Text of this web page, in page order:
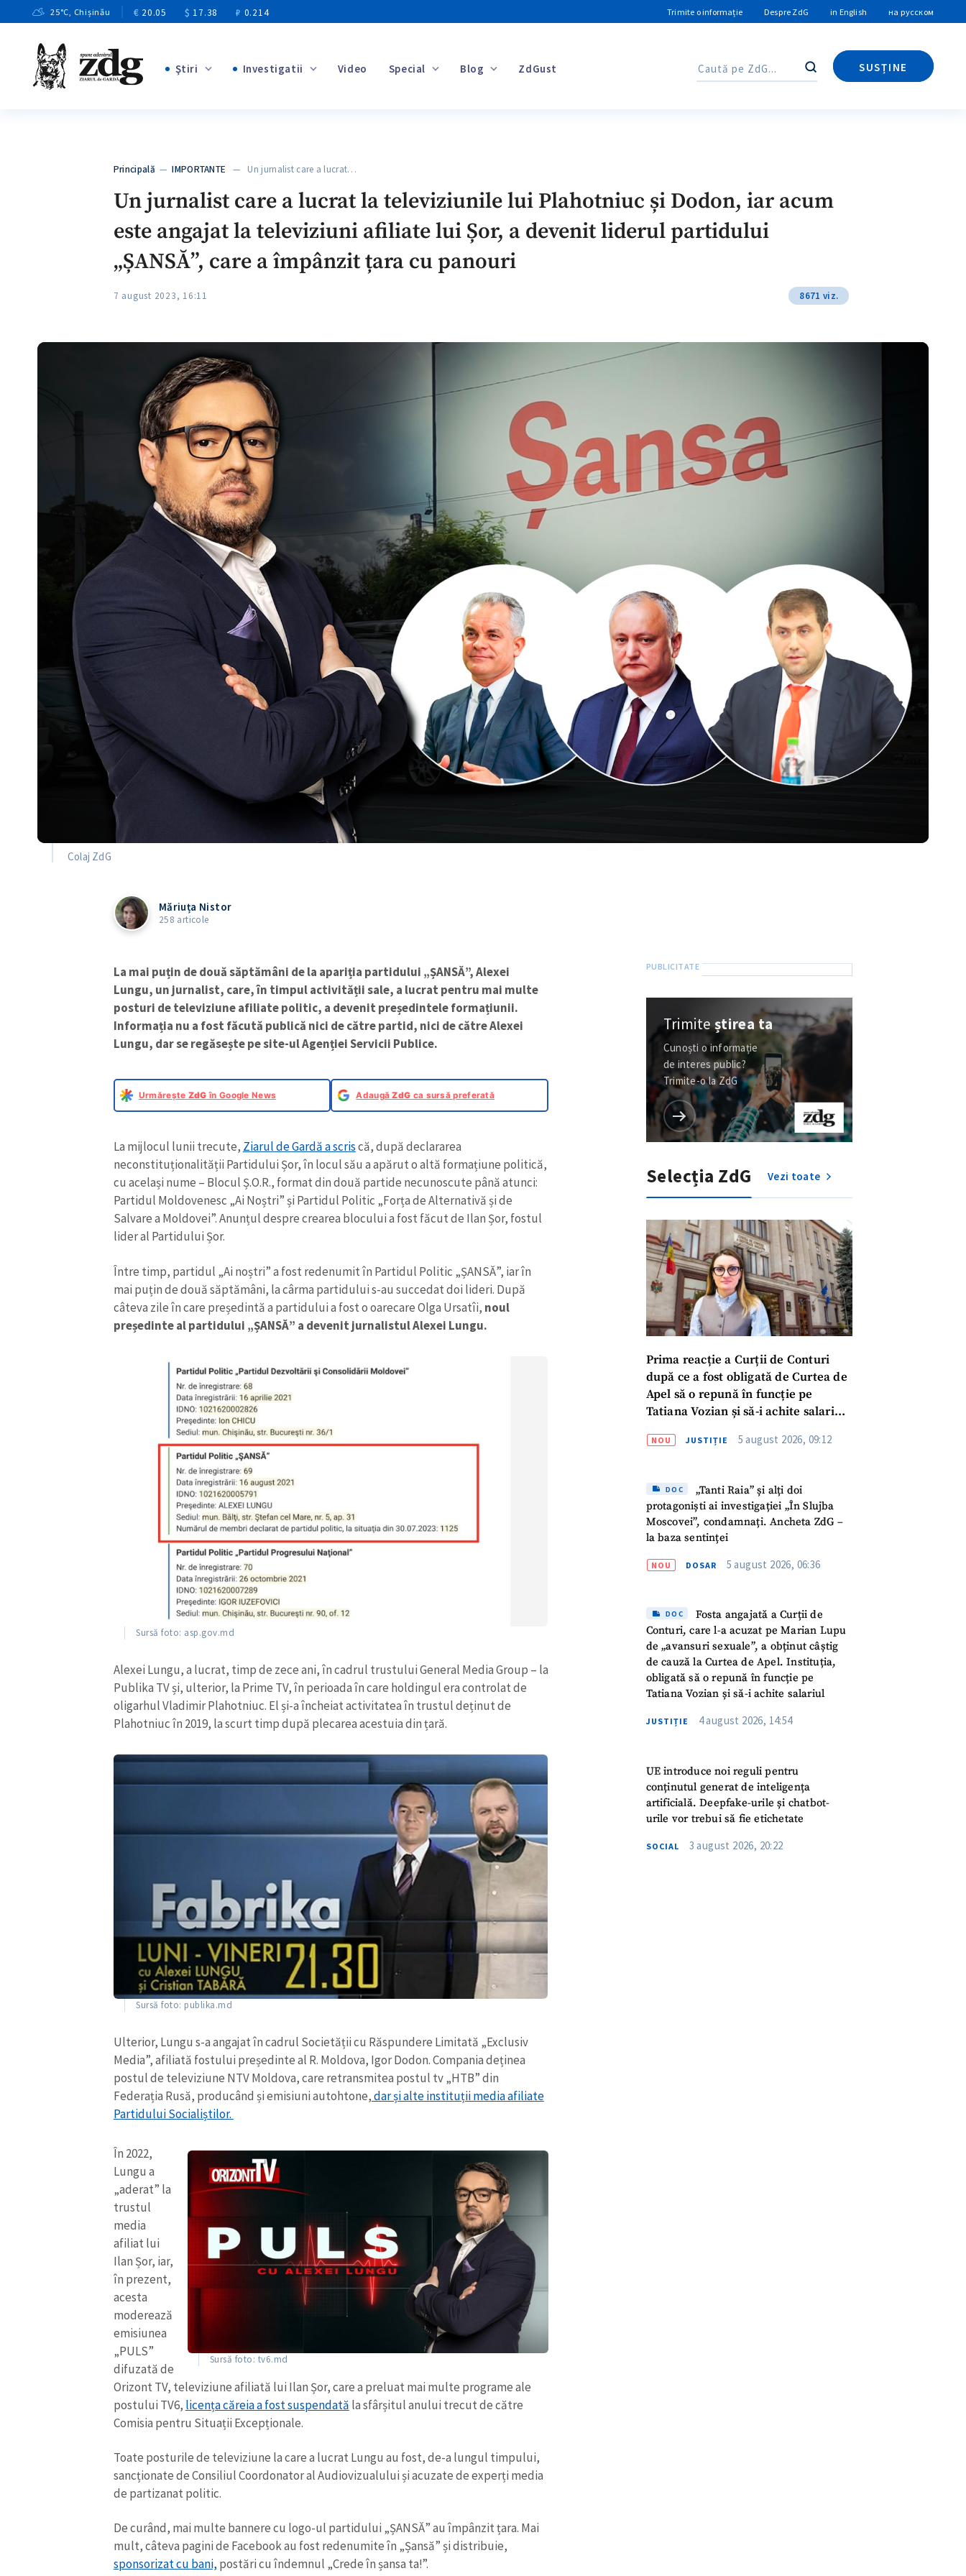
25°C, Chișinău € 20.05 $ 17.38 ₽ 0.214 Trimite o informație Despre ZdG in English на русском
Ştiri Investigatii Video Special Blog ZdGust Caută
SUSȚINE
Caută
Principală —IMPORTANTE — Un jurnalist care a lucrat…
Un jurnalist care a lucrat la televiziunile lui Plahotniuc și Dodon, iar acum
este angajat la televiziuni afiliate lui Șor, a devenit liderul partidului
„ȘANSĂ”, care a împânzit țara cu panouri
7 august 2023, 16:11 8671 viz.
Colaj ZdG
Măriuța Nistor
258 articole
La mai puțin de două săptămâni de la apariția partidului „ȘANSĂ”, Alexei
Lungu, un jurnalist, care, în timpul activității sale, a lucrat pentru mai multe
posturi de televiziune afiliate politic, a devenit președintele formațiunii.
Informația nu a fost făcută publică nici de către partid, nici de către Alexei
Lungu, dar se regăsește pe site-ul Agenției Servicii Publice.
Urmărește ZdG în Google News AdaugăZdG ca sursă preferată
La mijlocul lunii trecute, Ziarul de Gardă a scriscă, după declararea
neconstituționalității Partidului Șor, în locul său a apărut o altă formațiune politică,
cu același nume – Blocul Ș.O.R., format din două partide necunoscute până atunci:
Partidul Moldovenesc „Ai Noștri” și Partidul Politic „Forța de Alternativă și de
Salvare a Moldovei”. Anunțul despre crearea blocului a fost făcut de Ilan Șor, fostul
lider al Partidului Șor.
Între timp, partidul „Ai noștri” a fost redenumit în Partidul Politic „ȘANSĂ”, iar în
mai puțin de două săptămâni, la cârma partidului s-au succedat doi lideri. După
câteva zile în care președintă a partidului a fost o oarecare Olga Ursatîi, noul
președinte al partidului „ȘANSĂ” a devenit jurnalistul Alexei Lungu.
Sursă foto: asp.gov.md
Alexei Lungu, a lucrat, timp de zece ani, în cadrul trustului General Media Group – la
Publika TV și, ulterior, la Prime TV, în perioada în care holdingul era controlat de
oligarhul Vladimir Plahotniuc. El și-a încheiat activitatea în trustul deținut de
Plahotniuc în 2019, la scurt timp după plecarea acestuia din țară.
Sursă foto: publika.md
Ulterior, Lungu s-a angajat în cadrul Societății cu Răspundere Limitată „Exclusiv
Media”, afiliată fostului președinte al R. Moldova, Igor Dodon. Compania deținea
postul de televiziune NTV Moldova, care retransmitea postul tv „HTB” din
Federația Rusă, producând și emisiuni autohtone,dar și alte instituții media afiliate
Partidului Socialiștilor.
Sursă foto: tv6.md
În 2022,
Lungu a
„aderat” la
trustul
media
afiliat lui
Ilan Șor, iar,
în prezent,
acesta
moderează
emisiunea
„PULS”
difuzată de
Orizont TV, televiziune afiliată lui Ilan Șor, care a preluat mai multe programe ale
postului TV6, licența căreia a fost suspendată la sfârșitul anului trecut de către
Comisia pentru Situații Excepționale.
Toate posturile de televiziune la care a lucrat Lungu au fost, de-a lungul timpului,
sancționate de Consiliul Coordonator al Audiovizualului și acuzate de experți media
de partizanat politic.
De curând, mai multe bannere cu logo-ul partidului „ȘANSĂ” au împânzit țara. Mai
mult, câteva pagini de Facebook au fost redenumite în „Șansă” și distribuie,
sponsorizat cu bani, postări cu îndemnul „Crede în șansa ta!”.
Trimiteștirea ta
Cunoști o informație
de interes public?
Trimite-o la ZdG
Selecția ZdG Vezi toate
Prima reacție a Curții de Conturi
după ce a fost obligată de Curtea de
Apel să o repună în funcție pe
Tatiana Vozian și să-i achite salariul
muncă”
NOU JUSTIȚIE 5 august 2026, 09:12
DOC
„Tanti Raia” și alți doi
protagoniști ai investigației „În Slujba
Moscovei”, condamnați. Ancheta ZdG –
la baza sentinței
NOU DOSAR 5 august 2026, 06:36
DOC
Fosta angajată a Curții de
Conturi, care l-a acuzat pe Marian Lupu
de „avansuri sexuale”, a obținut câștig
de cauză la Curtea de Apel. Instituția,
obligată să o repună în funcție pe
Tatiana Vozian și să-i achite salariul
JUSTIȚIE 4 august 2026, 14:54
UE introduce noi reguli pentru
conținutul generat de inteligența
artificială. Deepfake-urile și chatbot-
urile vor trebui să fie etichetate
SOCIAL 3 august 2026, 20:22
ȘTIREA MEA
Titlu știre + Adaugă titlu
Fotografie
Mesajul știrei + Mesajul știrei
+ Numele meu
+ Emailul meu
+ Telefon personal
Am citit și sunt de acord cupolitica de